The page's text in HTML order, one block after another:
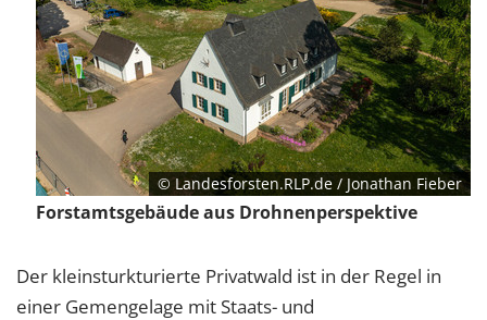
© Landesforsten.RLP.de / Jonathan Fieber
Forstamtsgebäude aus Drohnenperspektive
Der kleinsturkturierte Privatwald ist in der Regel in
einer Gemengelage mit Staats- und